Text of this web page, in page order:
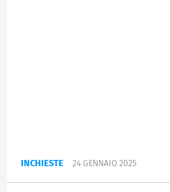
INCHIESTE 24 GENNAIO 2025